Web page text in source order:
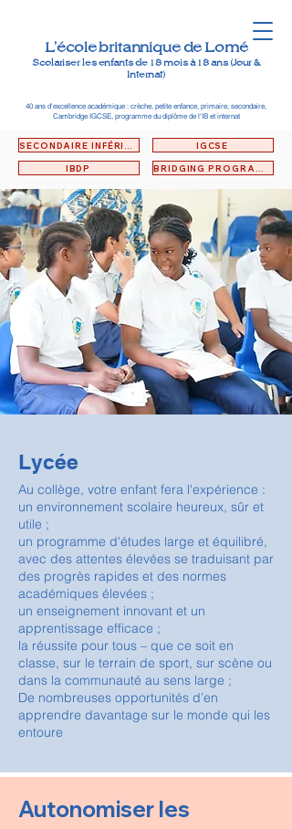
L'école britannique de Lomé
Scolariser les enfants de 18 mois à 18 ans (Jour &
Internat)
40 ans d'excellence académique : crèche, petite enfance, primaire, secondaire,
Cambridge IGCSE, programme du diplôme de l'IB et internat
IBDP
IGCSE
Lycée
​Au collège, votre enfant fera l'expérience :
un environnement scolaire heureux, sûr et
utile ;
un programme d'études large et équilibré,
avec des attentes élevées se traduisant par
des progrès rapides et des normes
académiques élevées ;
un enseignement innovant et un
apprentissage efficace ;
la réussite pour tous – que ce soit en
classe, sur le terrain de sport, sur scène ou
dans la communauté au sens large ;
De nombreuses opportunités d’en
apprendre davantage sur le monde qui les
entoure
Autonomiser les